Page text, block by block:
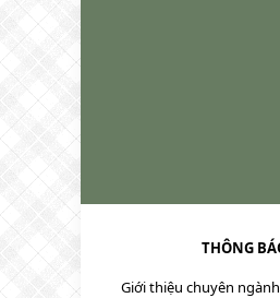
THÔNG
Giới thiệu chuyên